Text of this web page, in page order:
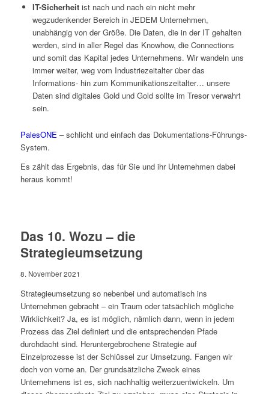
IT-Sicherheitist nach und nach ein nicht mehr
wegzudenkender Bereich in JEDEM Unternehmen,
unabhängig von der Größe. Die Daten, die in der IT gehalten
werden, sind in aller Regel das Knowhow, die Connections
und somit das Kapital jedes Unternehmens. Wir wandeln uns
immer weiter, weg vom Industriezeitalter über das
Informations- hin zum Kommunikationszeitalter… unsere
Daten sind digitales Gold und Gold sollte im Tresor verwahrt
sein.
PalesONE – schlicht und einfach das Dokumentations-Führungs-
System.
Es zählt das Ergebnis, das für Sie und ihr Unternehmen dabei
heraus kommt!
Das 10. Wozu – die
Strategieumsetzung
8. November 2021
Strategieumsetzung so nebenbei und automatisch ins
Unternehmen gebracht – ein Traum oder tatsächlich mögliche
Wirklichkeit? Ja, es ist möglich, nämlich dann, wenn in jedem
Prozess das Ziel definiert und die entsprechenden Pfade
durchdacht sind. Heruntergebrochene Strategie auf
Einzelprozesse ist der Schlüssel zur Umsetzung. Fangen wir
doch von vorne an. Der grundsätzliche Zweck eines
Unternehmens ist es, sich nachhaltig weiterzuentwickeln. Um